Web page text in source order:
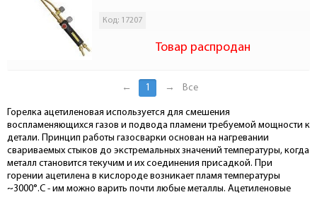
Код: 17207
Товар распродан
← 1 → Все
Горелка ацетиленовая используется для смешения
воспламеняющихся газов и подвода пламени требуемой мощности к
детали. Принцип работы газосварки основан на нагревании
свариваемых стыков до экстремальных значений температуры, когда
металл становится текучим и их соединения присадкой. При
горении ацетилена в кислороде возникает пламя температуры
~3000°.C - им можно варить почти любые металлы. Ацетиленовые